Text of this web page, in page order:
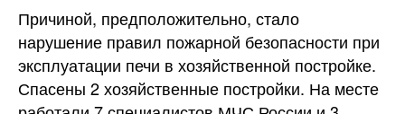
Причиной, предположительно, стало
нарушение правил пожарной безопасности при
эксплуатации печи в хозяйственной постройке.
Спасены 2 хозяйственные постройки. На месте